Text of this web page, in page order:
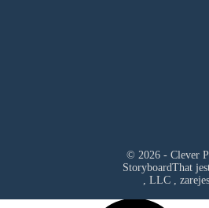
© 2026 - Clever
StoryboardThat
, LLC,